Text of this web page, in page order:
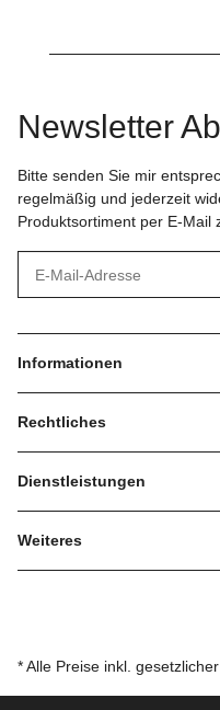
Newsletter
Bitte senden Sie mir
regelmäßig und jederzeit
Produktsortiment per E-Mail
Informationen
Rechtliches
Dienstleistungen
Weiteres
* Alle Preise inkl.